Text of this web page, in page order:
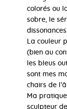
colorés ou
sobre, le
La couleur
(bien au
les bleus
sont mes
chairs de
Ma
sculpteur